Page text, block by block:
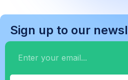
Sign up to our